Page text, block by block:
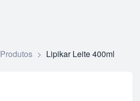
Produtos > Lipikar Leite 400ml